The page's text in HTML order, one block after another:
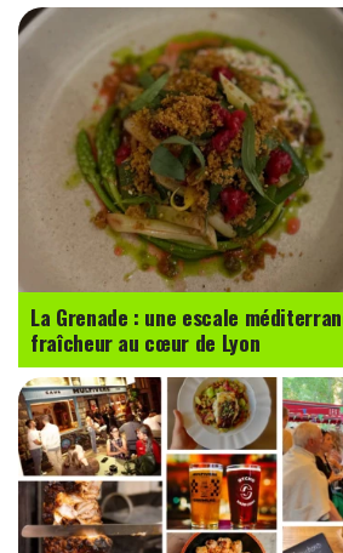
La Grenade : une escale
fraîcheur au cœur de Lyon